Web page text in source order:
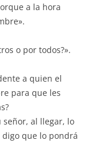
a la hora
o por todos?».
a quien el
para que les
al llegar, lo
que lo pondrá